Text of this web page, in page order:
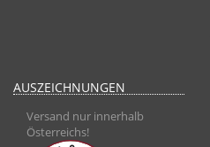
AUSZEICHNUNGEN
Versand nur innerhalb
Österreichs!